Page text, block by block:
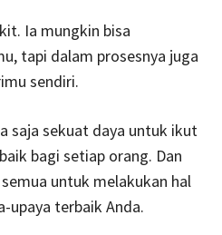
Ia mungkin bisa
tapi dalam prosesnya juga
sendiri.
saja sekuat daya untuk ikut
bagi setiap orang. Dan
untuk melakukan hal
upaya terbaik Anda.